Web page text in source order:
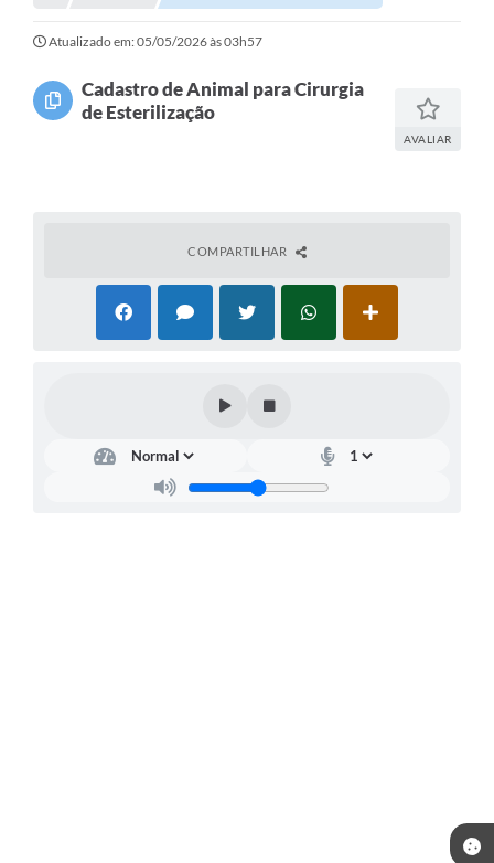
Atualizado em: 05/05/2026 às 03h57
Cadastro de Animal para Cirurgia
de Esterilização
AVALIAR
COMPARTILHAR